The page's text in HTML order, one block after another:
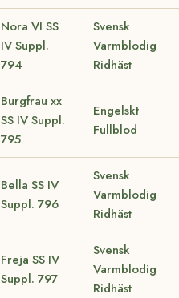
Nora VI SS
IV Suppl.
794
Svensk
Varmblodig
Ridhäst
Burgfrau xx
SS IV Suppl.
795
Engelskt
Fullblod
Bella SS IV
Suppl. 796
Svensk
Varmblodig
Ridhäst
Freja SS IV
Suppl. 797
Svensk
Varmblodig
Ridhäst